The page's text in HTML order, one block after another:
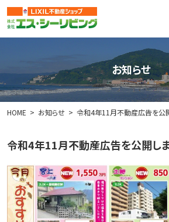
お知らせ
HOME お知らせ 令和4年11月不動産広告を公
令和4年11月不動産広告を公開し